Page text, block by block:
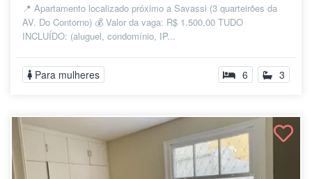
📍 Apartamento localizado próximo a Savassi (3 quarteirões da
AV. Do Contorno) 💰 Valor da vaga: R$ 1.500,00 TUDO
INCLUÍDO: (aluguel, condomínio, IP...
Para mulheres 6 3